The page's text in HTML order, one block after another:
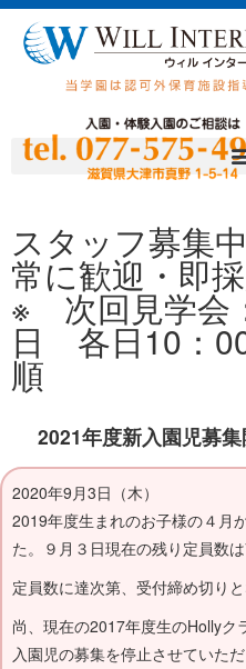
スタッフ募集
常に歓迎・即
※ 次回見学会
日 各日10：
順
2021年度新入園児募
2020年9月3日（木）
2019年度生まれのお子様の４月
た。９月３日現在の残り定員数は
定員数に達次第、受付締め切りと
尚、現在の2017年度生のHolly
入園児の募集を停止させていた